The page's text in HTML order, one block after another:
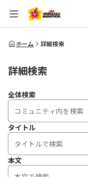
全体検索
ホーム 詳細検索
詳細検索
全体検索
タイトル
本文